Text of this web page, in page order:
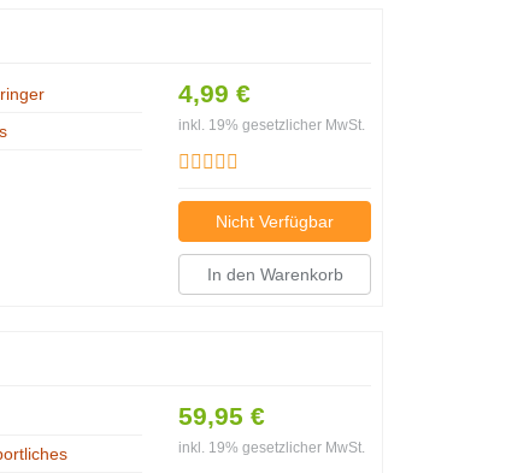
4,99 €
inkl. 19% gesetzlicher MwSt.
Nicht Verfügbar
In den Warenkorb
59,95 €
inkl. 19% gesetzlicher MwSt.